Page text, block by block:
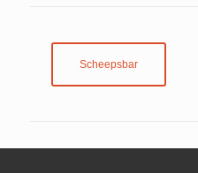
Scheepsbar